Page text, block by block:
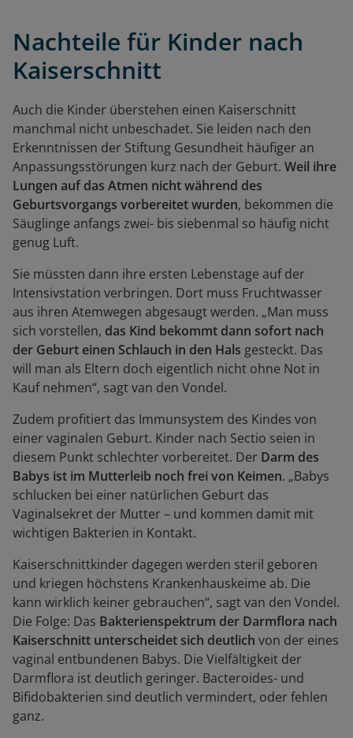
Nachteile für Kinder nach
Kaiserschnitt
Auch die Kinder überstehen einen Kaiserschnitt
manchmal nicht unbeschadet. Sie leiden nach den
Erkenntnissen der Stiftung Gesundheit häufiger an
Anpassungsstörungen kurz nach der Geburt. Weil ihre
Lungen auf das Atmen nicht während des
Geburtsvorgangs vorbereitet wurden, bekommen die
Säuglinge anfangs zwei- bis siebenmal so häufig nicht
genug Luft.
Sie müssten dann ihre ersten Lebenstage auf der
Intensivstation verbringen. Dort muss Fruchtwasser
aus ihren Atemwegen abgesaugt werden. „Man muss
sich vorstellen, das Kind bekommt dann sofort nach
der Geburt einen Schlauch in den Hals gesteckt. Das
will man als Eltern doch eigentlich nicht ohne Not in
Kauf nehmen“, sagt van den Vondel.
Zudem profitiert das Immunsystem des Kindes von
einer vaginalen Geburt. Kinder nach Sectio seien in
diesem Punkt schlechter vorbereitet. Der Darm des
Babys ist im Mutterleib noch frei von Keimen. „Babys
schlucken bei einer natürlichen Geburt das
Vaginalsekret der Mutter – und kommen damit mit
wichtigen Bakterien in Kontakt.
Kaiserschnittkinder dagegen werden steril geboren
und kriegen höchstens Krankenhauskeime ab. Die
kann wirklich keiner gebrauchen“, sagt van den Vondel.
Die Folge: Das Bakterienspektrum der Darmflora nach
Kaiserschnitt unterscheidet sich deutlich von der eines
vaginal entbundenen Babys. Die Vielfältigkeit der
Darmflora ist deutlich geringer. Bacteroides- und
Bifidobakterien sind deutlich vermindert, oder fehlen
ganz.